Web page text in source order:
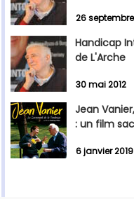
26
Handicap
de L'Arche
30 mai 2012
Jean
: un film
6 janvier 2019